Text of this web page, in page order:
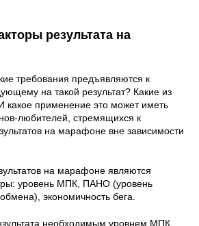
результата на
требования предъявляются к
на такой результат? Какие из
какое применение это может иметь
любителей, стремящихся к
на марафоне вне зависимости
на марафоне являются
уровень МПК, ПАНО (уровень
экономичность бега.
необходимым уровнем МПК